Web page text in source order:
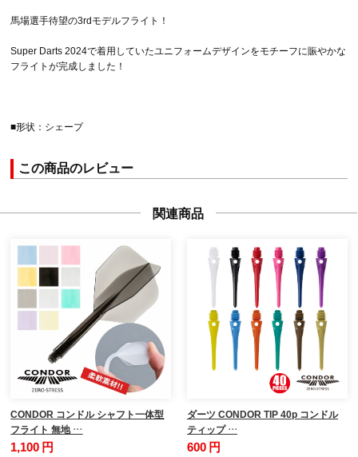
馬場選手待望の3rdモデルフライト！
Super Darts 2024で着用していたユニフォームデザインをモチーフに賑やかな
フライトが完成しました！
■形状：シェープ
この商品のレビュー
関連商品
CONDOR コンドル シャフト一体型
フライト 無地 …
1,100 円
ダーツ CONDOR TIP 40p コンドル
ティップ …
600 円